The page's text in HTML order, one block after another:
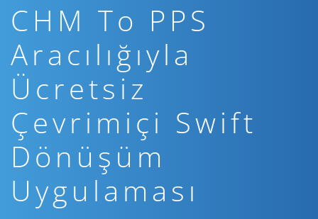
CHM To PPS
Aracılığıyla
Ücretsiz
Çevrimiçi Swift
Dönüşüm
Uygulaması